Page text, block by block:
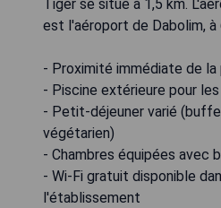
Tiger se situe à 1,5 km.
est l'aéroport de Dabolim, à
- Proximité immédiate de la
- Piscine extérieure pour
- Petit-déjeuner varié
végétarien)
- Chambres équipées avec
- Wi-Fi gratuit disponible
l'établissement